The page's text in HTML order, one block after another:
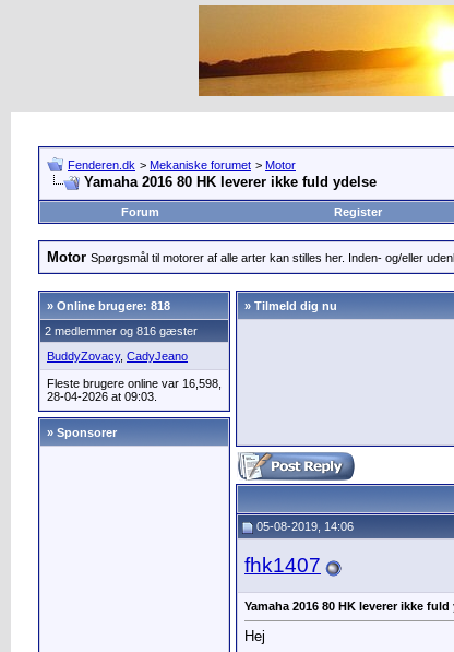
Fenderen.dk > Mekaniske forumet > Motor
Yamaha 2016 80 HK leverer ikke fuld ydelse
Forum
Register
Motor Spørgsmål til motorer af alle arter kan stilles her. Inden- og/eller
» Online brugere: 818
2 medlemmer og 816 gæster
BuddyZovacy, CadyJeano
Fleste brugere online var 16,598,
28-04-2026 at 09:03.
» Sponsorer
» Tilmeld dig nu
05-08-2019, 14:06
fhk1407
Yamaha 2016 80 HK leverer ikke fuld
Hej